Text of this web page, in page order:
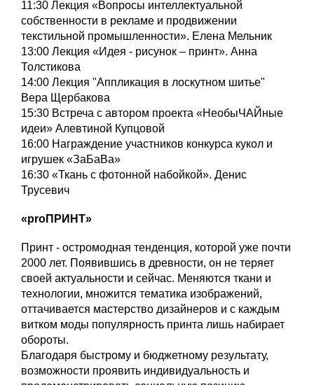
11:30 Лекция «Вопросы интеллектуальной
собственности в рекламе и продвижении
текстильной промышленности». Елена Мельник
13:00 Лекция «Идея - рисунок – принт». Анна
Толстикова
14:00 Лекция "Аппликация в лоскутном шитье"
Вера Щербакова
15:30 Встреча с автором проекта «НеобыЧАЙные
идеи» Алевтиной Купцовой
16:00 Награждение участников конкурса кукол и
игрушек «ЗаБаВа»
16:30 «Ткань с фотонной набойкой». Денис
Трусевич
«proПРИНТ»
Принт - остромодная тенденция, которой уже почти
2000 лет. Появившись в древности, он не теряет
своей актуальности и сейчас. Меняются ткани и
технологии, множится тематика изображений,
оттачивается мастерство дизайнеров и с каждым
витком моды популярность принта лишь набирает
обороты.
Благодаря быстрому и бюджетному результату,
возможности проявить индивидуальность и